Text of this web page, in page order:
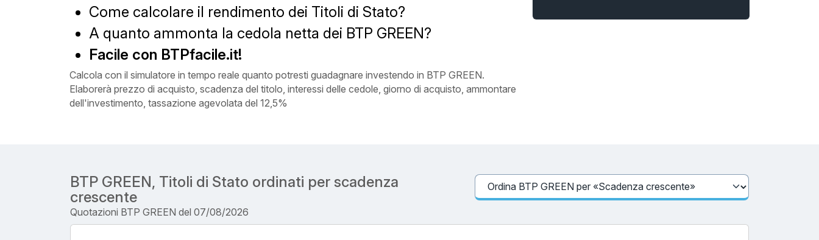
Come calcolare il rendimento dei Titoli di Stato?
A quanto ammonta la cedola netta dei BTP GREEN?
Facile con BTPfacile.it!
Calcola con il simulatore in tempo reale quanto potresti guadagnare investendo in BTP GREEN.
Elaborerà prezzo di acquisto, scadenza del titolo, interessi delle cedole, giorno di acquisto, ammontare
dell'investimento, tassazione agevolata del 12,5%
BTP GREEN, Titoli di Stato ordinati per scadenza
crescente
Quotazioni BTP GREEN del 07/08/2026